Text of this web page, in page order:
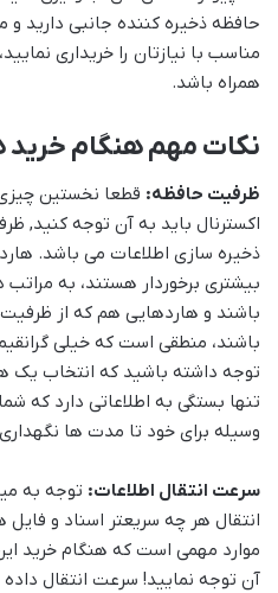
حافظه ذخیره کننده جانبی دارید
مناسب با نیازتان را خریداری
همراه باشد.
نکات مهم هنگام خرید
ظرفیت حافظه: قطعا نخستین
اکسترنال باید به آن توجه کنید,
ذخیره سازی اطلاعات می باشد.
بیشتری برخوردار هستند، به
باشند و هاردهایی هم که از ظرفیت
باشند، منطقی است که خیلی
توجه داشته باشید که انتخاب
تنها بستگی به اطلاعاتی دارد که
وسیله برای خود تا مدت ها
سرعت انتقال اطلاعات: توجه به
انتقال هر چه سریعتر اسناد و
موارد مهمی است که هنگام خرید این
آن توجه نمایید! سرعت انتقال